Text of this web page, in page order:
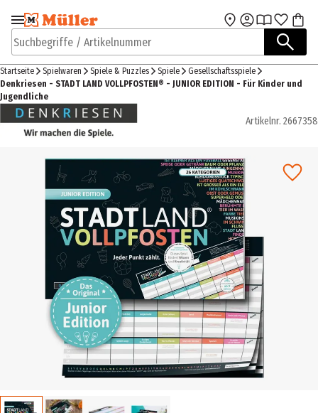
Zur Navigation
springen
Zum Hauptinhalt
Suchbegriffe / Artikelnummer
Startseite Spielwaren Spiele & Puzzles Spiele
Gesellschaftsspiele
Denkriesen - STADT LAND VOLLPFOSTEN® - JUNIOR EDITION - Für Kinder und
Jugendliche
Artikelnr. 2667358